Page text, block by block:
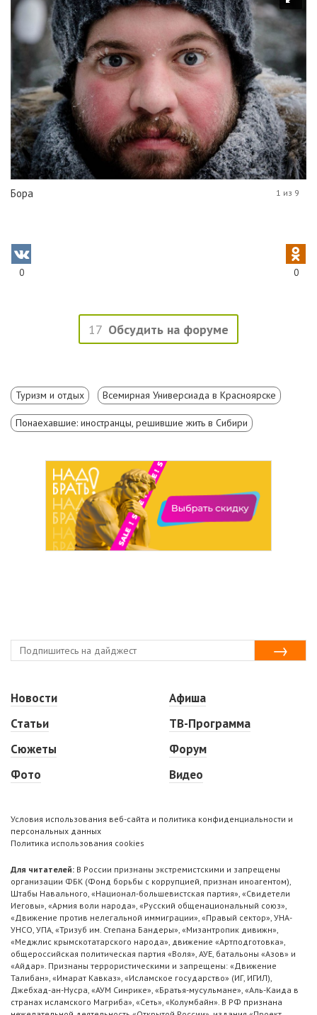
Бора 1 из 9
0 0
17 Обсудить на форуме
Туризм и отдых Всемирная Универсиада в Красноярске
Понаехавшие: иностранцы, решившие жить в Сибири
Новости
Статьи
Сюжеты
Фото
Афиша
ТВ-Программа
Форум
Видео
Условия использования веб-сайта и политика конфиденциальности и
персональных данных
Политика использования cookies
Для читателей: В России признаны экстремистскими и запрещены
организации ФБК (Фонд борьбы с коррупцией, признан иноагентом),
Штабы Навального, «Национал-большевистская партия», «Свидетели
Иеговы», «Армия воли народа», «Русский общенациональный союз»,
«Движение против нелегальной иммиграции», «Правый сектор», УНА-
УНСО, УПА, «Тризуб им. Степана Бандеры», «Мизантропик дивижн»,
«Меджлис крымскотатарского народа», движение «Артподготовка»,
общероссийская политическая партия «Воля», АУЕ, батальоны «Азов» и
«Айдар». Признаны террористическими и запрещены: «Движение
Талибан», «Имарат Кавказ», «Исламское государство» (ИГ, ИГИЛ),
Джебхад-ан-Нусра, «АУМ Синрике», «Братья-мусульмане», «Аль-Каида в
странах исламского Магриба», «Сеть», «Колумбайн». В РФ признана